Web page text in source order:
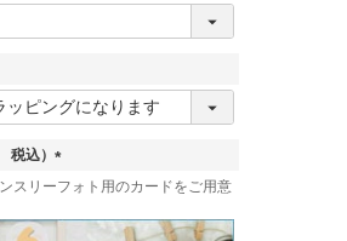
込）
(
須
スリーフォト用のカードをご用意